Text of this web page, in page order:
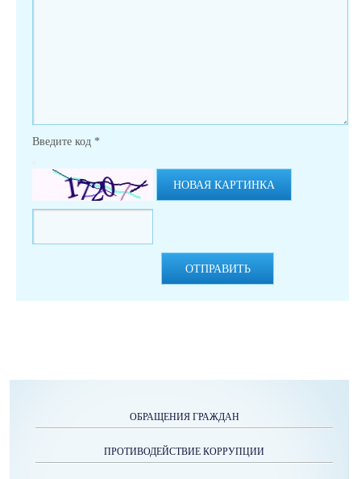
Введите код *
НОВАЯ КАРТИНКА
ОТПРАВИТЬ
ОБРАЩЕНИЯ ГРАЖДАН
ПРОТИВОДЕЙСТВИЕ КОРРУПЦИИ